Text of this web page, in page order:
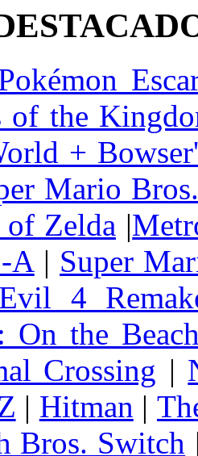
of the
+
Mario
of Zelda |
A | Super
4
On the
Crossing |
| Hitman |
Bros. Switch